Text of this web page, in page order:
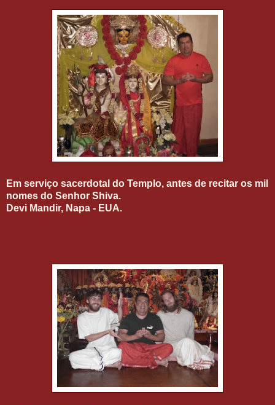
Em serviço sacerdotal do Templo, antes de recitar os mil
nomes do Senhor Shiva.
Devi Mandir, Napa - EUA.